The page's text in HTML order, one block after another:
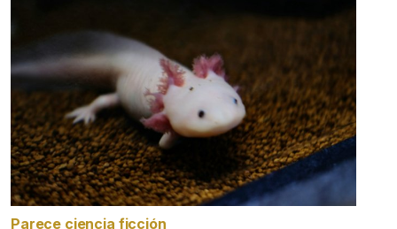
Parece ciencia ficción